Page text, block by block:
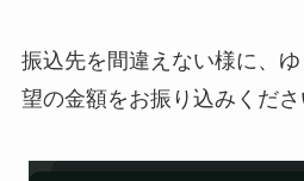
振込先を間違えない様に、
望の金額をお振り込みくださ